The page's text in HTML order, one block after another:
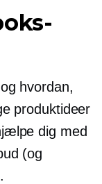
hvordan,
produktideer
dig med
(og